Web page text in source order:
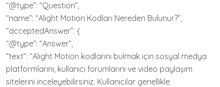
“@type”: “Question”,
“name”: “Alight Motion Kodları Nereden Bulunur?”,
“acceptedAnswer”: {
“@type”: “Answer”,
“text”: “Alight Motion kodlarını bulmak için sosyal medya
platformlarını, kullanıcı forumlarını ve video paylaşım
sitelerini inceleyebilirsiniz. Kullanıcılar genellikle